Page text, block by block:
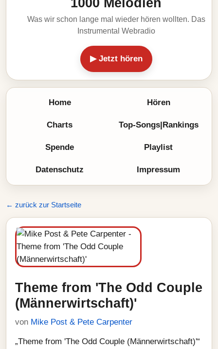
Was wir schon lange mal wieder hören wollten. Das
Instrumental Webradio
▶ Jetzt hören
Home Hören
Charts Top-Songs|Rankings
Spende Playlist
Datenschutz Impressum
← zurück zur Startseite
Theme from 'The Odd Couple
(Männerwirtschaft)'
von Mike Post & Pete Carpenter
„Theme from 'The Odd Couple (Männerwirtschaft)'“